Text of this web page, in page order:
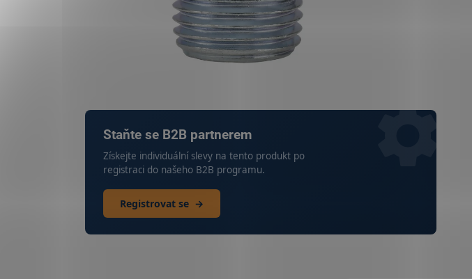
Staňte se B2B partnerem
Získejte individuální slevy na tento produkt po
registraci do našeho B2B programu.
Registrovat se →